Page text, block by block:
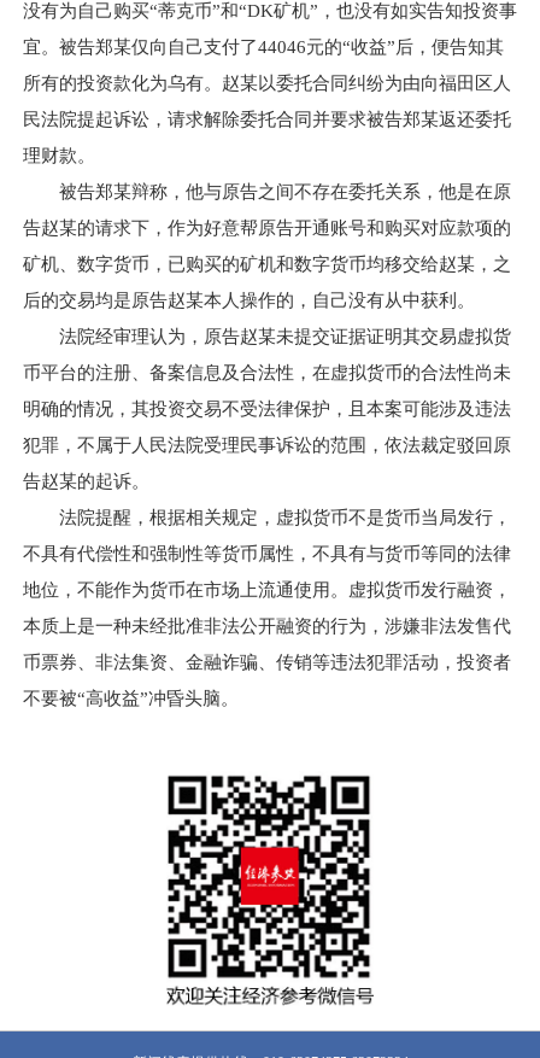
没有为自己购买“蒂克币”和“DK矿机”，也没有如实告知投资事
宜。被告郑某仅向自己支付了44046元的“收益”后，便告知其
所有的投资款化为乌有。赵某以委托合同纠纷为由向福田区人
民法院提起诉讼，请求解除委托合同并要求被告郑某返还委托
理财款。
被告郑某辩称，他与原告之间不存在委托关系，他是在原
告赵某的请求下，作为好意帮原告开通账号和购买对应款项的
矿机、数字货币，已购买的矿机和数字货币均移交给赵某，之
后的交易均是原告赵某本人操作的，自己没有从中获利。
法院经审理认为，原告赵某未提交证据证明其交易虚拟货
币平台的注册、备案信息及合法性，在虚拟货币的合法性尚未
明确的情况，其投资交易不受法律保护，且本案可能涉及违法
犯罪，不属于人民法院受理民事诉讼的范围，依法裁定驳回原
告赵某的起诉。
法院提醒，根据相关规定，虚拟货币不是货币当局发行，
不具有代偿性和强制性等货币属性，不具有与货币等同的法律
地位，不能作为货币在市场上流通使用。虚拟货币发行融资，
本质上是一种未经批准非法公开融资的行为，涉嫌非法发售代
币票券、非法集资、金融诈骗、传销等违法犯罪活动，投资者
不要被“高收益”冲昏头脑。